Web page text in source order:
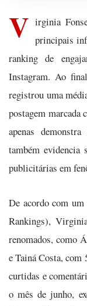
V irginia
principais
ranking de
Instagram. Ao
registrou uma
postagem marcada
apenas
também evidencia
publicitárias em
De acordo com
Rankings),
renomados, como
e Tainá Costa, com
curtidas e
o mês de junho,